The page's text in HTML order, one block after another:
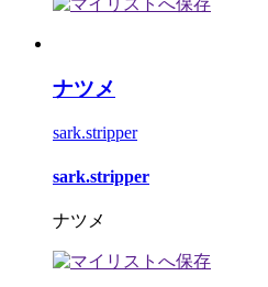
ナツメ
sark.stripper
sark.stripper
ナツメ